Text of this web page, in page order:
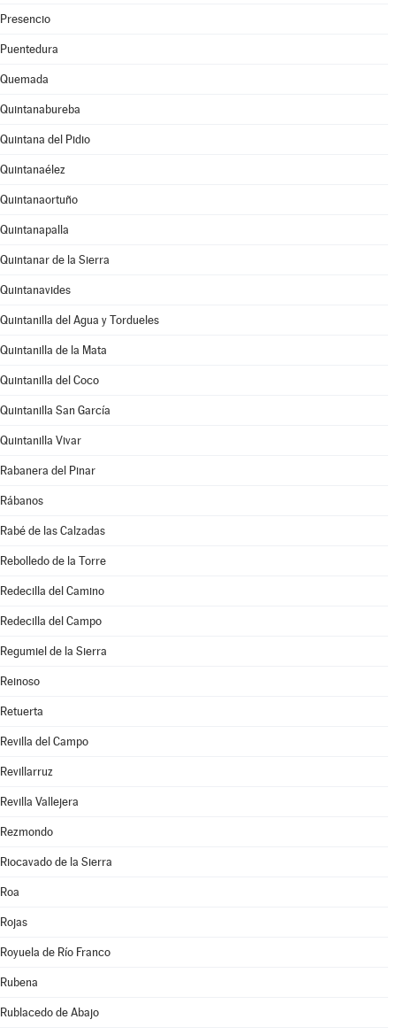
Presencio
Puentedura
Quemada
Quintanabureba
Quintana del Pidio
Quintanaélez
Quintanaortuño
Quintanapalla
Quintanar de la Sierra
Quintanavides
Quintanilla del Agua y Tordueles
Quintanilla de la Mata
Quintanilla del Coco
Quintanilla San García
Quintanilla Vivar
Rabanera del Pinar
Rábanos
Rabé de las Calzadas
Rebolledo de la Torre
Redecilla del Camino
Redecilla del Campo
Regumiel de la Sierra
Reinoso
Retuerta
Revilla del Campo
Revillarruz
Revilla Vallejera
Rezmondo
Riocavado de la Sierra
Roa
Rojas
Royuela de Río Franco
Rubena
Rublacedo de Abajo